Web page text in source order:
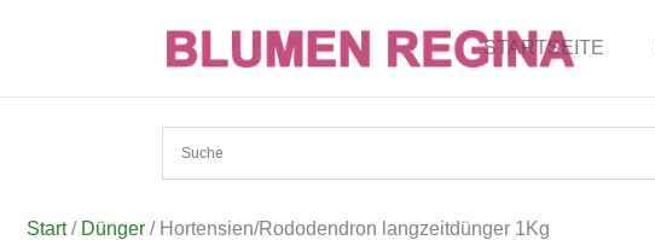
STARTSEITE
Start/ Dünger / Hortensien/Rododendron langzeitdünger 1Kg